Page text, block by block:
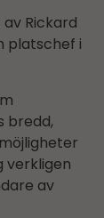
Rickard
platschef i
bredd,
verkligen
av